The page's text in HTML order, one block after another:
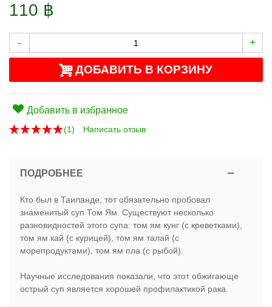
110 ฿
- +
ДОБАВИТЬ В КОРЗИНУ
Добавить в избранное
(1) Написать отзыв
ПОДРОБНЕЕ
Кто был в Таиланде, тот обязательно пробовал
знаменитый суп Том Ям. Существуют несколько
разновидностей этого супа: том ям кунг (с креветками),
том ям кай (с курицей), том ям талай (с
морепродуктами), том ям пла (с рыбой).
Научные исследования показали, что этот обжигающе
острый суп является хорошей профилактикой рака.